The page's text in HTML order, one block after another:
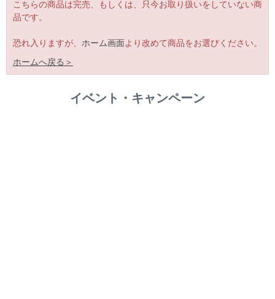
こちらの商品は完売、もしくは、只今お取り扱いをしていない商
品です。
恐れ入りますが、 ホーム画面より改めて商品をお選びください。
ホームへ戻る＞
イベント・キャンペーン